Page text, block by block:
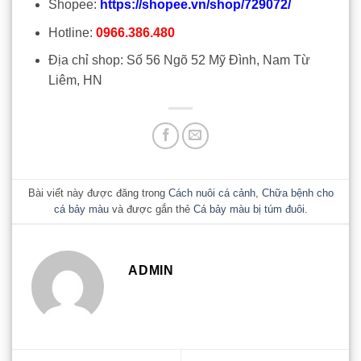
Shopee: https://shopee.vn/shop/729072/
Hotline: 0966.386.480
Địa chỉ shop: Số 56 Ngõ 52 Mỹ Đình, Nam Từ
Liêm, HN
Bài viết này được đăng trong Cách nuôi cá cảnh, Chữa bệnh cho
cá bảy màuvà được gắn thẻ Cá bảy màu bị túm đuôi
ADMIN